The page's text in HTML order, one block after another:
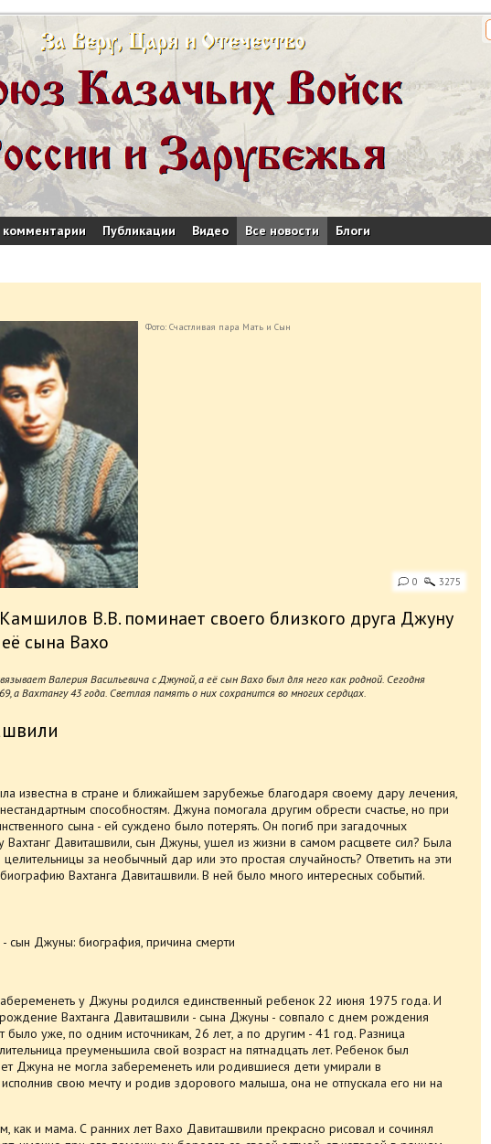
комментарии Публикации Видео Все новости Блоги
Фото: Счастливая пара Мать и Сын
0 3275
В.В. поминает своего близкого друга Джуну
сына Вахо
Валерия Васильевича с Джуной, а её сын Вахо был для него как родной. Сегодня
а Вахтангу 43 года. Светлая память о них сохранится во многих сердцах.
известна в стране и ближайшем зарубежье благодаря своему дару лечения,
способностям. Джуна помогала другим обрести счастье, но при
сына - ей суждено было потерять. Он погиб при загадочных
Вахтанг Давиташвили, сын Джуны, ушел из жизни в самом расцвете сил? Была
целительницы за необычный дар или это простая случайность? Ответить на эти
Вахтанга Давиташвили. В ней было много интересных событий.
у Джуны родился единственный ребенок 22 июня 1975 года. И
рождение Вахтанга Давиташвили - сына Джуны - совпало с днем рождения
было уже, по одним источникам, 26 лет, а по другим - 41 год. Разница
преуменьшила свой возраст на пятнадцать лет. Ребенок был
Джуна не могла забеременеть или родившиеся дети умирали в
свою мечту и родив здорового малыша, она не отпускала его ни на
как и мама. С ранних лет Вахо Давиташвили прекрасно рисовал и сочинял